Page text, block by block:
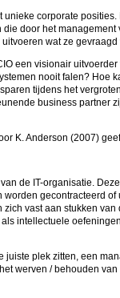
corporate
door het management
wat ze
een visionair
nooit falen? Hoe
tijdens het
business partner
K. Anderson (2007)
de IT-organisatie.
gecontracteerd of
vast aan stukken
intellectuele
juiste plek zitten, een
werven / behouden